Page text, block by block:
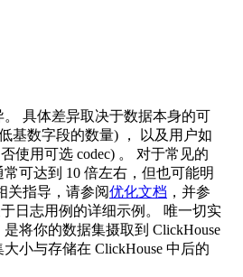
具体差异取决于数据本身的可
基数字段的数量) ， 以及用户如
使用可选 codec) 。 对于常见的
可达到 10 倍左右，但也可能明
关指导，请参阅优化文档 ，并参
日志用例的详细示例。 唯一切实
将你的数据集摄取到 ClickHouse
小与存储在 ClickHouse 中后的